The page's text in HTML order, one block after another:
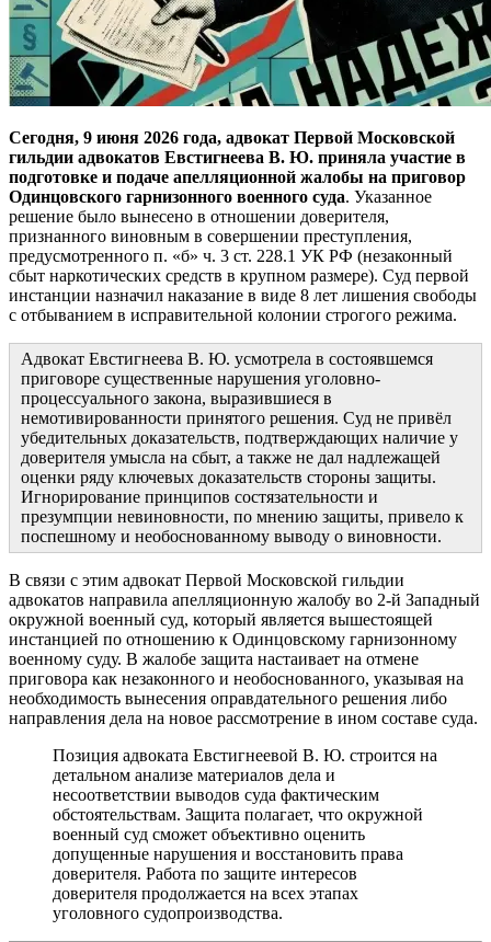
Сегодня, 9 июня 2026 года, адвокат Первой Московской
гильдии адвокатов Евстигнеева В. Ю. приняла участие в
подготовке и подаче апелляционной жалобы на приговор
Одинцовского гарнизонного военного суда. Указанное
решение было вынесено в отношении доверителя,
признанного виновным в совершении преступления,
предусмотренного п. «б» ч. 3 ст. 228.1 УК РФ (незаконный
сбыт наркотических средств в крупном размере). Суд первой
инстанции назначил наказание в виде 8 лет лишения свободы
с отбыванием в исправительной колонии строгого режима.
Адвокат Евстигнеева В. Ю. усмотрела в состоявшемся
приговоре существенные нарушения уголовно-
процессуального закона, выразившиеся в
немотивированности принятого решения. Суд не привёл
убедительных доказательств, подтверждающих наличие у
доверителя умысла на сбыт, а также не дал надлежащей
оценки ряду ключевых доказательств стороны защиты.
Игнорирование принципов состязательности и
презумпции невиновности, по мнению защиты, привело к
поспешному и необоснованному выводу о виновности.
В связи с этим адвокат Первой Московской гильдии
адвокатов направила апелляционную жалобу во 2-й Западный
окружной военный суд, который является вышестоящей
инстанцией по отношению к Одинцовскому гарнизонному
военному суду. В жалобе защита настаивает на отмене
приговора как незаконного и необоснованного, указывая на
необходимость вынесения оправдательного решения либо
направления дела на новое рассмотрение в ином составе суда.
Позиция адвоката Евстигнеевой В. Ю. строится на
детальном анализе материалов дела и
несоответствии выводов суда фактическим
обстоятельствам. Защита полагает, что окружной
военный суд сможет объективно оценить
допущенные нарушения и восстановить права
доверителя. Работа по защите интересов
доверителя продолжается на всех этапах
уголовного судопроизводства.